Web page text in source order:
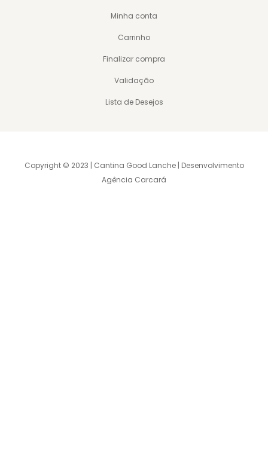
Minha conta
Carrinho
Finalizar compra
Validação
Lista de Desejos
Copyright © 2023 | Cantina Good Lanche | Desenvolvimento
Agência Carcará